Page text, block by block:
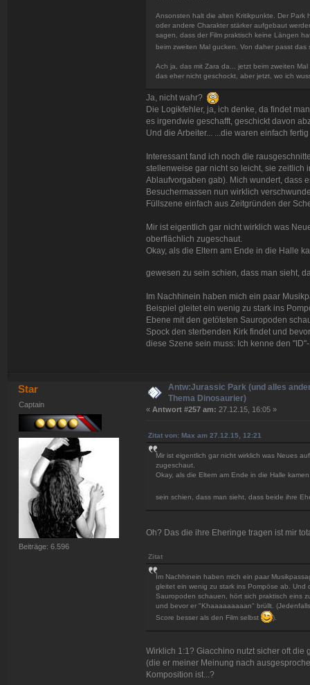
Ansonsten halt die alten Kritikpunkte. Der Park
oder andere Charakter stärker aufgebaut
sagen, dass der Film praktisch keine Längen
beim zweiten Mal gucken. Von daher passt das
Ach ja, das mit Zara da... jetzt beim zweiten
das eher nicht geschockt, aber jetzt, wo ich
Ja, nicht wahr?
Die Logikfehler, ja, ich denke, da findet
es irgendwie geschafft, geschickt davon
Und die Arbeiter... ...die waren einfach
Interessant fand ich noch die
stellenweise gar nicht so leicht, sie
Ablaufvorgaben gab). Mich wundert, dass
Besuchermassen nun wirklich
Füllszene einfach aus Zeitgründen der
Mir ist eigentlich gar nicht wirklich was
oberflächlich zugeschaut.
Okay, als die Eltern am Ende in die Halle
gewesen zu sein schien, dass man sieht,
Im Nachhinein haben mich ein paar
Beispiel gleitet ein wenig zu stark ins
Ebene mit den getöteten Sauropoden
Spock den sterbenden Kirk findet und
diese Szene sein muss: Ich kenne den
Star
Captain
Beiträge: 6.596
Antw:Jurassic Park (und alles
Thema Dinosaurier)
« Antwort #257 am: 27.12.15, 16:05 »
Zitat von: Max am 27.12.15, 12:21
Mir ist eigentlich gar nicht wirklich was Neues
zugeschaut.
Okay, als die Eltern am Ende in die Halle
sein schien, dass man sieht, dass beide ihre
Oh? Das die ihre Eheringe tragen ist mir
Zitat
Im Nachhinein haben mich ein paar
gleitet ein wenig zu stark ins Pompöse ab.
Sauropoden schauen, hört sich praktisch eins
und bevor er "Khaaaaaaaaan" brüllt.
Score besser als den Film selbst
).
Wirklich 1:1? Giacchino nutzt sicher oft die
(die er meiner Meinung nach
Komposition ist...?